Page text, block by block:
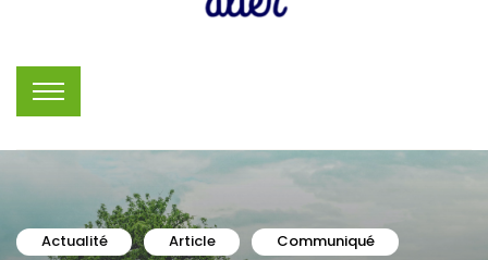
Actualité Article Communiqué